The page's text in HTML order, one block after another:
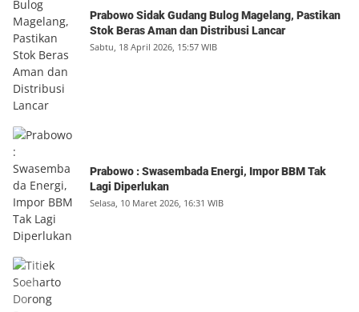
Prabowo Sidak Gudang Bulog Magelang, Pastikan
Stok Beras Aman dan Distribusi Lancar
Sabtu, 18 April 2026, 15:57 WIB
Prabowo : Swasembada Energi, Impor BBM Tak
Lagi Diperlukan
Selasa, 10 Maret 2026, 16:31 WIB